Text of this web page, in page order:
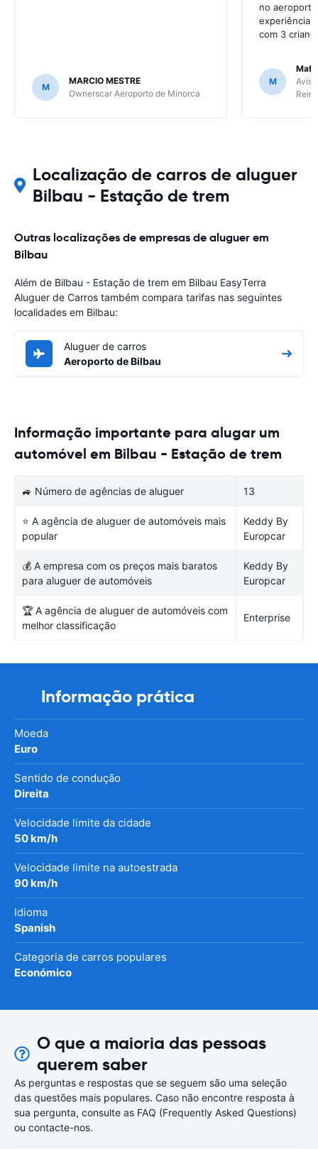
M
MARCIO MESTRE
Ownerscar Aeroporto de Minorca
no
experiência
com 3
M
Avis
Localização de carros de aluguer
Bilbau - Estação de trem
Outras localizações de empresas de aluguer em
Bilbau
Além de Bilbau - Estação de trem em Bilbau EasyTerra
Aluguer de Carros também compara tarifas nas seguintes
localidades em Bilbau:
Aluguer de carros
Aeroporto de Bilbau
Informação importante para alugar um
automóvel em Bilbau - Estação de trem
🚙 Número de agências de aluguer 13
⭐ A agência de aluguer de automóveis mais
popular
Keddy By
Europcar
💰 A empresa com os preços mais baratos
para aluguer de automóveis
Keddy By
Europcar
🏆 A agência de aluguer de automóveis com
melhor classificação
Enterprise
Informação prática
Moeda
Euro
Sentido de condução
Direita
Velocidade limite da cidade
50 km/h
Velocidade limite na autoestrada
90 km/h
Idioma
Spanish
Categoria de carros populares
Económico
O que a maioria das pessoas
querem saber
As perguntas e respostas que se seguem são uma seleção
das questões mais populares. Caso não encontre resposta à
sua pergunta, consulte as FAQ (Frequently Asked Questions)
ou contacte-nos.